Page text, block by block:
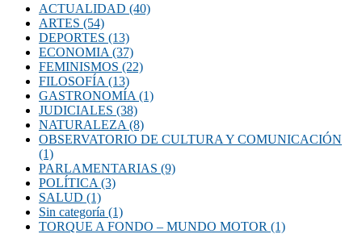
ACTUALIDAD (40)
ARTES (54)
DEPORTES (13)
ECONOMIA (37)
FEMINISMOS (22)
FILOSOFÍA (13)
GASTRONOMÍA (1)
JUDICIALES (38)
NATURALEZA (8)
OBSERVATORIO DE CULTURA Y COMUNICACIÓN
(1)
PARLAMENTARIAS (9)
POLÍTICA (3)
SALUD (1)
Sin categoría (1)
TORQUE A FONDO – MUNDO MOTOR (1)